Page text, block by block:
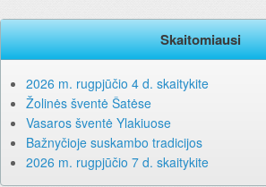
Skaitomiausi
2026 m. rugpjūčio 4 d. skaitykite
Žolinės šventė Šatėse
Vasaros šventė Ylakiuose
Bažnyčioje suskambo tradicijos
2026 m. rugpjūčio 7 d. skaitykite